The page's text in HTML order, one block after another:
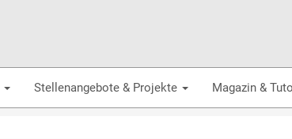
Stellenangebote & Projekte Magazin &